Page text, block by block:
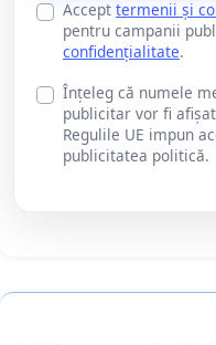
Accept termenii și
pentru campanii
confidențialitate.
Înțeleg că numele
publicitar vor fi
Regulile UE impun
publicitatea politică.